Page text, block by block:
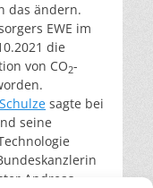
das ändern.
EWE im
die
von CO2-
sagte bei
seine
Andreas